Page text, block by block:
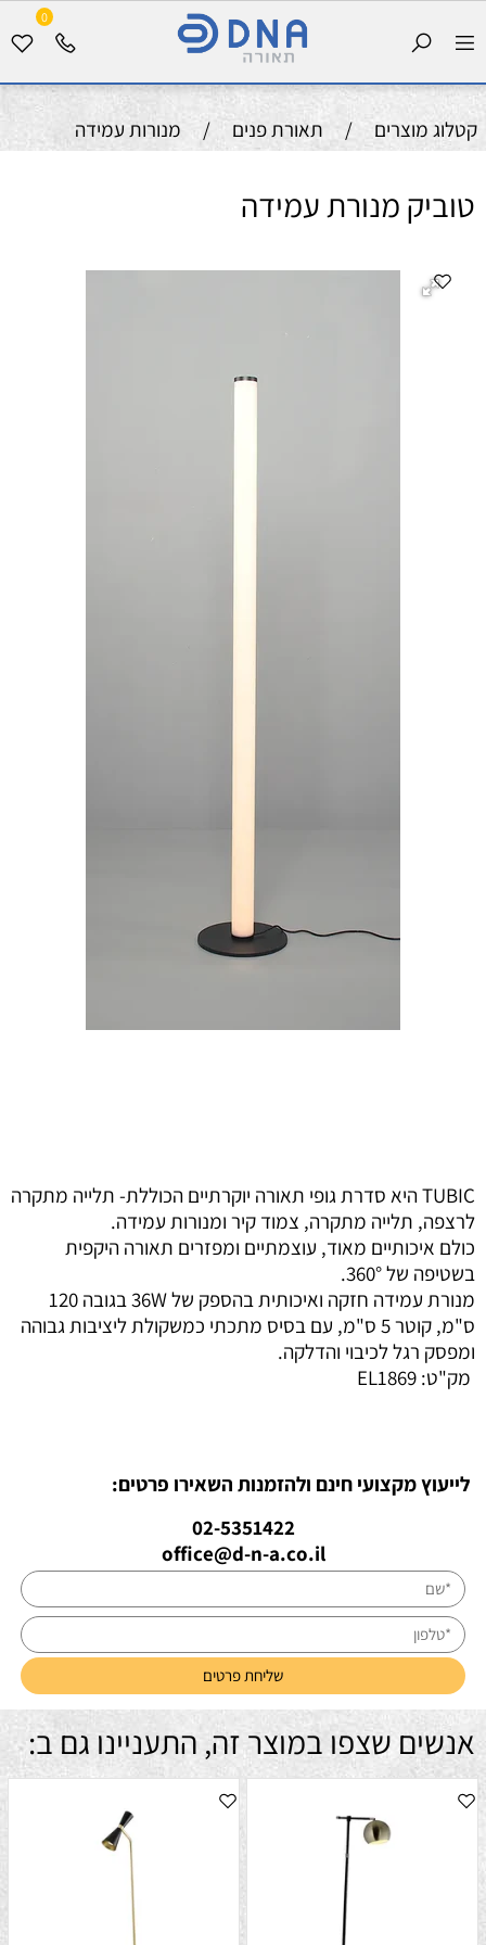
0
קטלוג מוצרים / תאורת פנים / מנורות עמידה
טוביק מנורת עמידה
TUBIC היא סדרת גופי תאורה יוקרתיים הכוללת- תלייה מתקרה
לרצפה, תלייה מתקרה, צמוד קיר ומנורות עמידה.
כולם איכותיים מאוד, עוצמתיים ומפזרים תאורה היקפית
בשטיפה של 360°.
מנורת עמידה חזקה ואיכותית בהספק של 36W בגובה 120
ס"מ, קוטר 5 ס"מ, עם בסיס מתכתי כמשקולת ליציבות גבוהה
ומפסק רגל לכיבוי והדלקה.
מק"ט: EL1869
לייעוץ מקצועי חינם ולהזמנות השאירו פרטים:
02-5351422
office@d-n-a.co.il
אנשים שצפו במוצר זה, התעניינו גם ב: